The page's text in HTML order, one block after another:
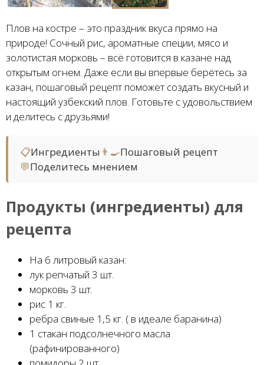
Плов на костре – это праздник вкуса прямо на
природе! Сочный рис, ароматные специи, мясо и
золотистая морковь – всё готовится в казане над
открытым огнем. Даже если вы впервые берётесь за
казан, пошаговый рецепт поможет создать вкусный и
настоящий узбекский плов. Готовьте с удовольствием
и делитесь с друзьями!
📋Ингредиенты 👨‍🍳Пошаговый рецепт
💬Поделитесь мнением
Продукты (ингредиенты) для
рецепта
На 6 литровый казан:
лук репчатый 3 шт.
морковь 3 шт.
рис 1 кг.
ребра свиные 1,5 кг. ( в идеале баранина)
1 стакан подсолнечного масла
(рафинированного)